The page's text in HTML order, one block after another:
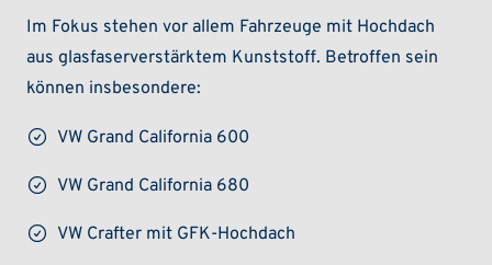
Im Fokus stehen vor allem Fahrzeuge mit Hochdach
aus glasfaserverstärktem Kunststoff. Betroffen sein
können insbesondere:
VW Grand California 600
VW Grand California 680
VW Crafter mit GFK-Hochdach